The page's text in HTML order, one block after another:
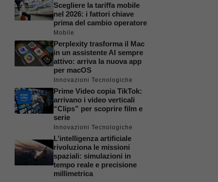
Scegliere la tariffa mobile
nel 2026: i fattori chiave
prima del cambio operatore
Mobile
Perplexity trasforma il Mac
in un assistente AI sempre
attivo: arriva la nuova app
per macOS
Innovazioni Tecnologiche
Prime Video copia TikTok:
arrivano i video verticali
“Clips” per scoprire film e
serie
Innovazioni Tecnologiche
L’intelligenza artificiale
rivoluziona le missioni
spaziali: simulazioni in
tempo reale e precisione
millimetrica